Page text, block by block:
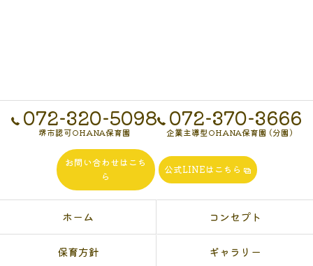
072-320-5098
堺市認可OHANA保育園
072-370-3666
企業主導型OHANA保育園 (分園)
お問い合わせはこち
ら
公式LINEはこちら
ホーム コンセプト
保育方針 ギャラリー